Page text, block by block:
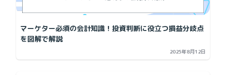
マーケター必須の会計知識！投資判断に役立つ損益分岐点
を図解で解説
2025年8月12日